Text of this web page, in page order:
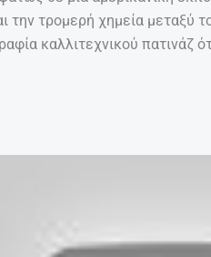
την τρομερή χημεία μεταξύ
καλλιτεχνικού πατινάζ